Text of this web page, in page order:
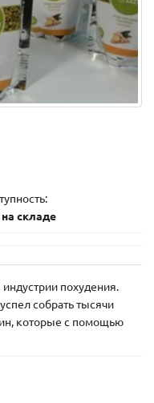
складе
похудения.
собрать тысячи
которые с помощью